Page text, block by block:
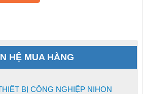
HỆ MUA HÀNG
BỊ CÔNG NGHIỆP NIHON